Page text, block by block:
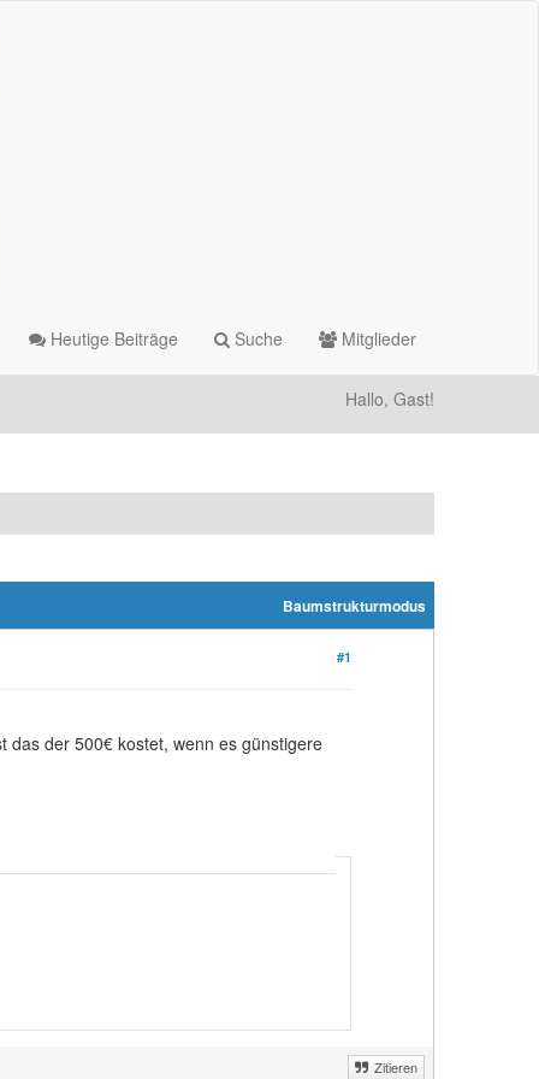
Heutige Beiträge Suche Mitglieder
Hallo, Gast!
Baumstrukturmodus
#1
das der 500€ kostet, wenn es günstigere
Zitieren